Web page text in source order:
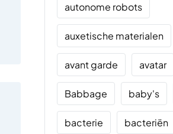
autonome robots
auxetische materialen
avant garde avatar
Babbage baby's
bacterie bacteriën